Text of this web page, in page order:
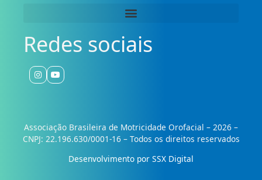
Redes sociais
Associação Brasileira de Motricidade Orofacial – 2026 –
CNPJ: 22.196.630/0001-16 – Todos os direitos reservados
Desenvolvimento por SSX Digital